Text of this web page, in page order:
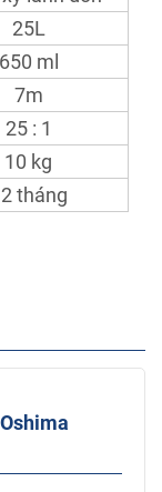
25L
650 ml
7m
25 : 1
10 kg
tháng